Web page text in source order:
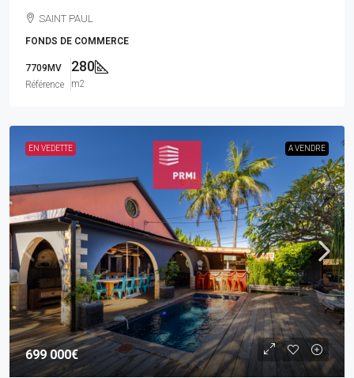
SAINT PAUL
FONDS DE COMMERCE
7709MV
Référence
280
m2
EN VEDETTE A VENDRE
699 000€